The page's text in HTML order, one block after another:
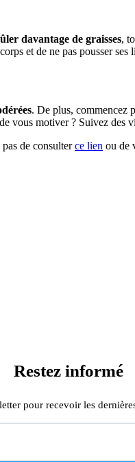
davantage de graisses,
et de ne pas pousser
. De plus, commencez
vous motiver ? Suivez des
de consulterce lien ou de
Restez informé
pour recevoir les